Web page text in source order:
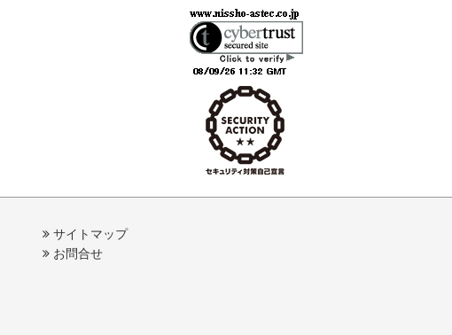
サイトマップ
お問合せ